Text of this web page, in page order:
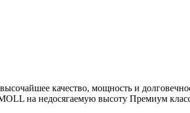
качество, мощность и
на недосягаемую высоту Премиум